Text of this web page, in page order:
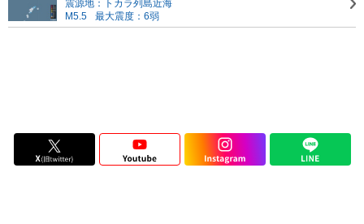
震源地：トカラ列島近海
M5.5
最大震度：6弱